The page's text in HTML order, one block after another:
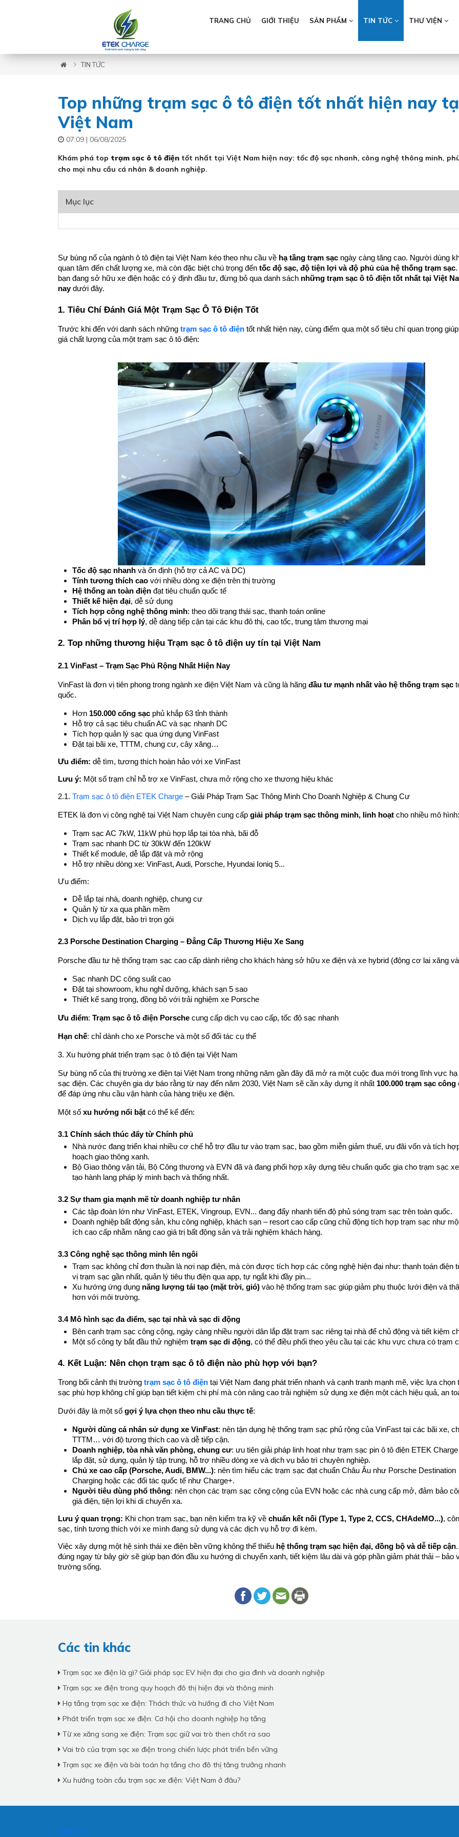
TRANG CHỦ GIỚI THIỆU SẢN PHẨM TIN TỨC THƯ VIỆN
TIN TỨC
Top những trạm sạc ô tô điện tốt nhất hiện nay
Việt Nam
07:09 | 06/08/2025
Khám phá top trạm sạc ô tô điệntốt nhất tại Việt Nam hiện nay: tốc độ sạc nhanh, công nghệ thông minh,
cho mọi nhu cầu cá nhân & doanh nghiệp.
Mục lục
Sự bùng nổ của ngành ô tô điện tại Việt Nam kéo theo nhu cầu về hạ tầng trạm sạc ngày càng tăng cao. Người dùng
quan tâm đến chất lượng xe, mà còn đặc biệt chú trọng đến tốc độ sạc, độ tiện lợi và độ phủ của hệ thống trạm sạc.
bạn đang sở hữu xe điện hoặc có ý định đầu tư, đừng bỏ qua danh sách những trạm sạc ô tô điện tốt nhất tại Việt
nay dưới đây.
1. Tiêu Chí Đánh Giá Một Trạm Sạc Ô Tô Điện Tốt
Trước khi đến với danh sách những trạm sạc ô tô điện tốt nhất hiện nay, cùng điểm qua một số tiêu chí quan trọng
giá chất lượng của một trạm sạc ô tô điện:
Tốc độ sạc nhanh và ổn định (hỗ trợ cả AC và DC)
Tính tương thích cao với nhiều dòng xe điện trên thị trường
Hệ thống an toàn điện đạt tiêu chuẩn quốc tế
Thiết kế hiện đại, dễ sử dụng
Tích hợp công nghệ thông minh: theo dõi trạng thái sạc, thanh toán online
Phân bổ vị trí hợp lý, dễ dàng tiếp cận tại các khu đô thị, cao tốc, trung tâm thương mại
2. Top những thương hiệu Trạm sạc ô tô điện uy tín tại Việt Nam
2.1 VinFast – Trạm Sạc Phủ Rộng Nhất Hiện Nay
VinFast là đơn vị tiên phong trong ngành xe điện Việt Nam và cũng là hãng đầu tư mạnh nhất vào hệ thống trạm sạc
quốc.
Hơn 150.000 cổng sạc phủ khắp 63 tỉnh thành
Hỗ trợ cả sạc tiêu chuẩn AC và sạc nhanh DC
Tích hợp quản lý sạc qua ứng dụng VinFast
Đặt tại bãi xe, TTTM, chung cư, cây xăng…
Ưu điểm: dễ tìm, tương thích hoàn hảo với xe VinFast
Lưu ý: Một số trạm chỉ hỗ trợ xe VinFast, chưa mở rộng cho xe thương hiệu khác
2.1. Trạm sạc ô tô điện ETEK Charge – Giải Pháp Trạm Sạc Thông Minh Cho Doanh Nghiệp & Chung Cư
ETEK là đơn vị công nghệ tại Việt Nam chuyên cung cấp giải pháp trạm sạc thông minh, linh hoạt cho nhiều mô hình:
Trạm sạc AC 7kW, 11kW phù hợp lắp tại tòa nhà, bãi đỗ
Trạm sạc nhanh DC từ 30kW đến 120kW
Thiết kế module, dễ lắp đặt và mở rộng
Hỗ trợ nhiều dòng xe: VinFast, Audi, Porsche, Hyundai Ioniq 5...
Ưu điểm:
Dễ lắp tại nhà, doanh nghiệp, chung cư
Quản lý từ xa qua phần mềm
Dịch vụ lắp đặt, bảo trì trọn gói
2.3 Porsche Destination Charging – Đẳng Cấp Thương Hiệu Xe Sang
Porsche đầu tư hệ thống trạm sạc cao cấp dành riêng cho khách hàng sở hữu xe điện và xe hybrid (động cơ lai xăng
Sạc nhanh DC công suất cao
Đặt tại showroom, khu nghỉ dưỡng, khách sạn 5 sao
Thiết kế sang trọng, đồng bộ với trải nghiệm xe Porsche
Ưu điểm: Trạm sạc ô tô điện Porsche cung cấp dịch vụ cao cấp, tốc độ sạc nhanh
Hạn chế: chỉ dành cho xe Porsche và một số đối tác cụ thể
3. Xu hướng phát triển trạm sạc ô tô điện tại Việt Nam
Sự bùng nổ của thị trường xe điện tại Việt Nam trong những năm gần đây đã mở ra một cuộc đua mới trong lĩnh vực hạ
sạc điện. Các chuyên gia dự báo rằng từ nay đến năm 2030, Việt Nam sẽ cần xây dựng ít nhất 100.000 trạm sạc công
để đáp ứng nhu cầu vận hành của hàng triệu xe điện.
Một số xu hướng nổi bật có thể kể đến:
3.1 Chính sách thúc đẩy từ Chính phủ
Nhà nước đang triển khai nhiều cơ chế hỗ trợ đầu tư vào trạm sạc, bao gồm miễn giảm thuế, ưu đãi vốn và tích
hoạch giao thông xanh.
Bộ Giao thông vận tải, Bộ Công thương và EVN đã và đang phối hợp xây dựng tiêu chuẩn quốc gia cho trạm sạc
tạo hành lang pháp lý minh bạch và thống nhất.
3.2 Sự tham gia mạnh mẽ từ doanh nghiệp tư nhân
Các tập đoàn lớn như VinFast, ETEK, Vingroup, EVN... đang đẩy nhanh tiến độ phủ sóng trạm sạc trên toàn quốc.
Doanh nghiệp bất động sản, khu công nghiệp, khách sạn – resort cao cấp cũng chủ động tích hợp trạm sạc như
ích cao cấp nhằm nâng cao giá trị bất động sản và trải nghiệm khách hàng.
3.3 Công nghệ sạc thông minh lên ngôi
Trạm sạc không chỉ đơn thuần là nơi nạp điện, mà còn được tích hợp các công nghệ hiện đại như: thanh toán điện
vị trạm sạc gần nhất, quản lý tiêu thụ điện qua app, tự ngắt khi đầy pin...
Xu hướng ứng dụng năng lượng tái tạo (mặt trời, gió) vào hệ thống trạm sạc giúp giảm phụ thuộc lưới điện và
hơn với môi trường.
3.4 Mô hình sạc đa điểm, sạc tại nhà và sạc di động
Bên cạnh trạm sạc công cộng, ngày càng nhiều người dân lắp đặt trạm sạc riêng tại nhà để chủ động và tiết kiệm
Một số công ty bắt đầu thử nghiệm trạm sạc di động, có thể điều phối theo yêu cầu tại các khu vực chưa có trạm
4. Kết Luận: Nên chọn trạm sạc ô tô điện nào phù hợp với bạn?
Trong bối cảnh thị trường trạm sạc ô tô điện tại Việt Nam đang phát triển nhanh và cạnh tranh mạnh mẽ, việc lựa chọn
sạc phù hợp không chỉ giúp bạn tiết kiệm chi phí mà còn nâng cao trải nghiệm sử dụng xe điện một cách hiệu quả, an
Dưới đây là một số gợi ý lựa chọn theo nhu cầu thực tế:
Người dùng cá nhân sử dụng xe VinFast: nên tận dụng hệ thống trạm sạc phủ rộng của VinFast tại các bãi xe,
TTTM… với độ tương thích cao và dễ tiếp cận.
Doanh nghiệp, tòa nhà văn phòng, chung cư: ưu tiên giải pháp linh hoạt như trạm sạc pin ô tô điện ETEK Charge
lắp đặt, sử dụng, quản lý tập trung, hỗ trợ nhiều dòng xe và dịch vụ bảo trì chuyên nghiệp.
Chủ xe cao cấp (Porsche, Audi, BMW...): nên tìm hiểu các trạm sạc đạt chuẩn Châu Âu như Porsche Destination
Charging hoặc các đối tác quốc tế như Charge+.
Người tiêu dùng phổ thông: nên chọn các trạm sạc công cộng của EVN hoặc các nhà cung cấp mở, đảm bảo
giá điện, tiện lợi khi di chuyển xa.
Lưu ý quan trọng: Khi chọn trạm sạc, bạn nên kiểm tra kỹ về chuẩn kết nối (Type 1, Type 2, CCS, CHAdeMO...),
sạc, tính tương thích với xe mình đang sử dụng và các dịch vụ hỗ trợ đi kèm.
Việc xây dựng một hệ sinh thái xe điện bền vững không thể thiếu hệ thống trạm sạc hiện đại, đồng bộ và dễ tiếp cận
đúng ngay từ bây giờ sẽ giúp bạn đón đầu xu hướng di chuyển xanh, tiết kiệm lâu dài và góp phần giảm phát thải – bảo
trường sống.
Các tin khác
Trạm sạc xe điện là gì? Giải pháp sạc EV hiện đại cho gia đình và doanh nghiệp
Trạm sạc xe điện trong quy hoạch đô thị hiện đại và thông minh
Hạ tầng trạm sạc xe điện: Thách thức và hướng đi cho Việt Nam
Phát triển trạm sạc xe điện: Cơ hội cho doanh nghiệp hạ tầng
Từ xe xăng sang xe điện: Trạm sạc giữ vai trò then chốt ra sao
Vai trò của trạm sạc xe điện trong chiến lược phát triển bền vững
Trạm sạc xe điện và bài toán hạ tầng cho đô thị tăng trưởng nhanh
Xu hướng toàn cầu trạm sạc xe điện: Việt Nam ở đâu?
vebo tv